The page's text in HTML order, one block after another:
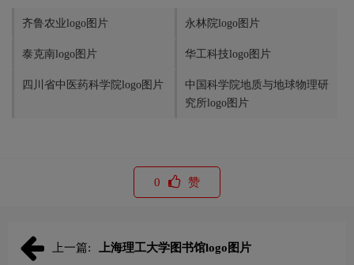
齐鲁农业logo图片 永林院logo图片
泰克南logo图片 华工科技logo图片
四川省中医药科学院logo图片
中国科学院地质与地球物理研
究所logo图片
0 赞
上一篇: 上海理工大学图书馆logo图片